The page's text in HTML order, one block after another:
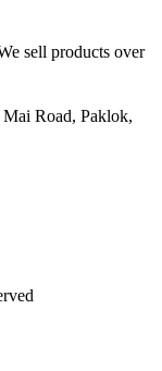
sell products over
Road, Paklok,